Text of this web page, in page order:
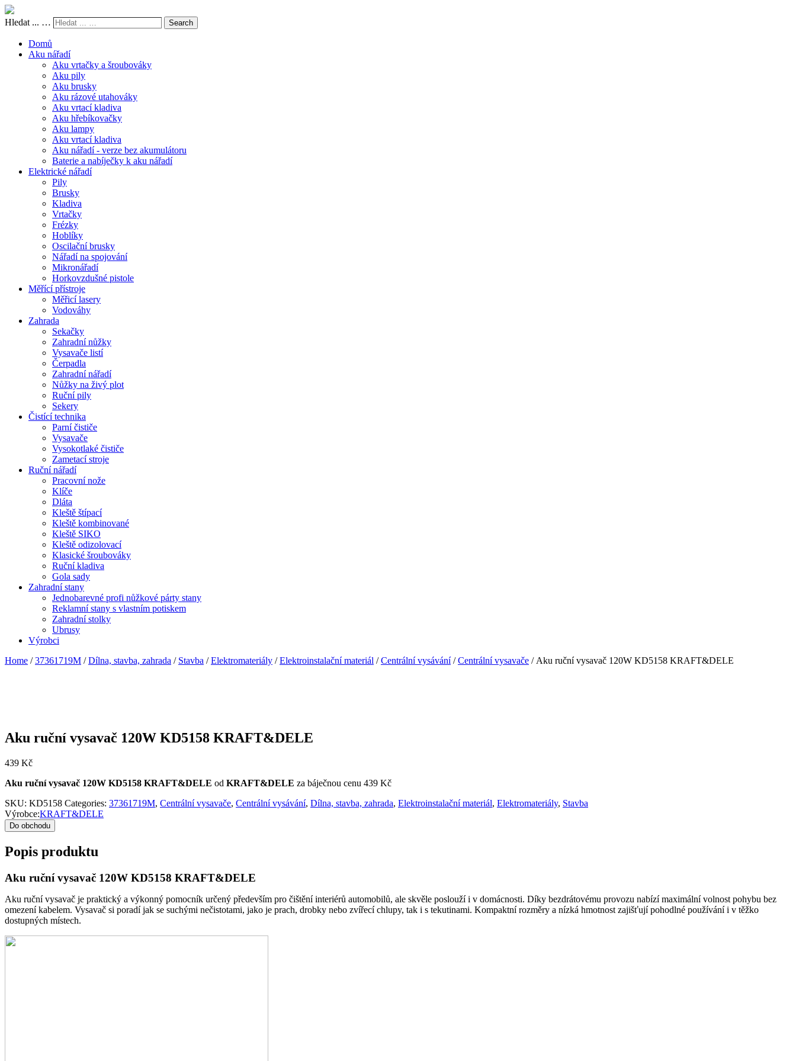
Hledat ... … Search
Domů
Aku nářadí
Aku vrtačky a šroubováky
Aku pily
Aku brusky
Aku rázové utahováky
Aku vrtací kladiva
Aku hřebíkovačky
Aku lampy
Aku vrtací kladiva
Aku nářadí - verze bez akumulátoru
Baterie a nabíječky k aku nářadí
Elektrické nářadí
Pily
Brusky
Kladiva
Vrtačky
Frézky
Hoblíky
Oscilační brusky
Nářadí na spojování
Mikronářadí
Horkovzdušné pistole
Měřící přístroje
Měřicí lasery
Vodováhy
Zahrada
Sekačky
Zahradní nůžky
Vysavače listí
Čerpadla
Zahradní nářadí
Nůžky na živý plot
Ruční pily
Sekery
Čistící technika
Parní čističe
Vysavače
Vysokotlaké čističe
Zametací stroje
Ruční nářadí
Pracovní nože
Klíče
Dláta
Kleště štípací
Kleště kombinované
Kleště SIKO
Kleště odizolovací
Klasické šroubováky
Ruční kladiva
Gola sady
Zahradní stany
Jednobarevné profi nůžkové párty stany
Reklamní stany s vlastním potiskem
Zahradní stolky
Ubrusy
Výrobci
Home /37361719M /Dílna, stavba, zahrada / Stavba /Elektromateriály /Elektroinstalační materiál /Centrální vysávání/Centrální vysavače / Aku ruční vysavač 120W KD5158 KRAFT&DELE
Aku ruční vysavač 120W KD5158 KRAFT&DELE
439 Kč
Aku ruční vysavač 120W KD5158 KRAFT&DELE od KRAFT&DELE za báječnou cenu 439 Kč
SKU: KD5158 Categories: 37361719M, Centrální vysavače, Centrální vysávání, Dílna, stavba, zahrada, Elektroinstalační materiál, Elektromateriály, Stavba
Výrobce:KRAFT&DELE
Do obchodu
Popis produktu
Aku ruční vysavač 120W KD5158 KRAFT&DELE
Aku ruční vysavač je praktický a výkonný pomocník určený především pro čištění interiérů automobilů, ale skvěle poslouží i v domácnosti. Díky bezdrátovému provozu nabízí maximální volnost pohybu bez
omezení kabelem. Vysavač si poradí jak se suchými nečistotami, jako je prach, drobky nebo zvířecí chlupy, tak i s tekutinami. Kompaktní rozměry a nízká hmotnost zajišťují pohodlné používání i v těžko
dostupných místech.